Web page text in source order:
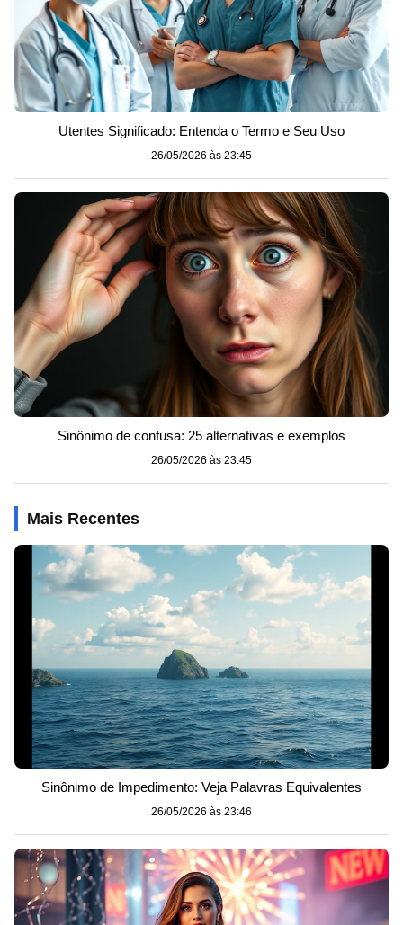
Utentes Significado: Entenda o Termo e Seu Uso
26/05/2026 às 23:45
Sinônimo de confusa: 25 alternativas e exemplos
26/05/2026 às 23:45
Mais Recentes
Sinônimo de Impedimento: Veja Palavras Equivalentes
26/05/2026 às 23:46